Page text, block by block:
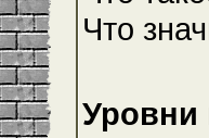
Что
Уровни